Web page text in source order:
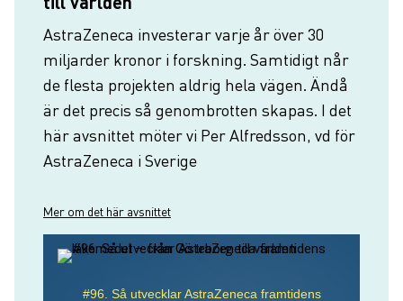
AstraZeneca investerar varje år över 30
miljarder kronor i forskning. Samtidigt når
de flesta projekten aldrig hela vägen. Ändå
är det precis så genombrotten skapas. I det
här avsnittet möter vi Per Alfredsson, vd för
AstraZeneca i Sverige
Mer om det här avsnittet